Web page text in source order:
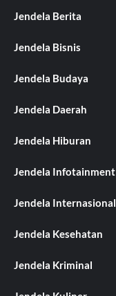
Jendela Berita
Jendela Bisnis
Jendela Budaya
Jendela Daerah
Jendela Hiburan
Jendela Infotainment
Jendela Internasional
Jendela Kesehatan
Jendela Kriminal